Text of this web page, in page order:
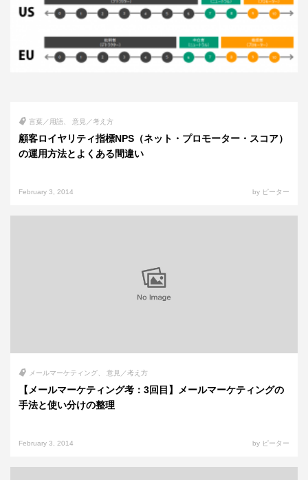
言葉／用語 意見／考え方
顧客ロイヤリティ指標NPS（ネット・プロモーター・スコア）
の運用方法とよくある間違い
February 3, 2014 by ピーター
メールマーケティング 意見／考え方
【メールマーケティング考：3回目】メールマーケティングの
手法と使い分けの整理
February 3, 2014 by ピーター